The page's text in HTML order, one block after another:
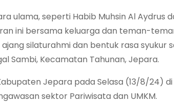
ulama, seperti Habib Muhsin Al Aydrus
ini bersama keluarga dan teman-
silaturahmi dan bentuk rasa syukur
Sambi, Kecamatan Tahunan, Jepara.
Jepara pada Selasa (13/8/24) di
sektor Pariwisata dan UMKM.